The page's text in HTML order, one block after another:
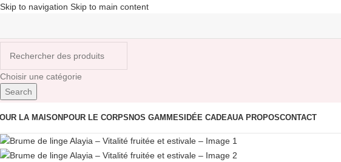
Skip to navigation Skip to main content
Choisir une catégorie
Search
LA MAISON POUR LE CORPS NOS GAMMES IDÉE CADEAUA PROPOSCONTACT